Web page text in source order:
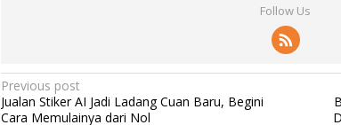
Follow Us
P
o
Previous post
Jualan Stiker AI Jadi Ladang Cuan Baru, Begini
Cara Memulainya dari Nol